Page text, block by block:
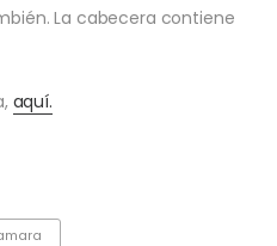
La cabecera contiene
aquí.